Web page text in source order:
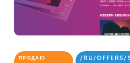
ПРОДАЮ
/RU/OFFERS/